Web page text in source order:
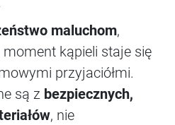
maluchom,
kąpieli staje się
przyjaciółmi.
są z bezpiecznych,
, nie